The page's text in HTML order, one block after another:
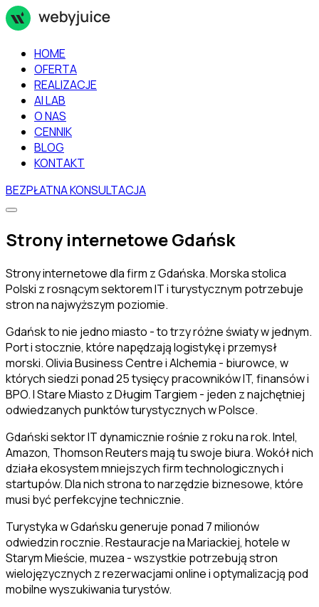
HOME
OFERTA
REALIZACJE
AI LAB
O NAS
CENNIK
BLOG
KONTAKT
BEZPŁATNA KONSULTACJA
Strony internetowe Gdańsk
Strony internetowe dla firm z Gdańska. Morska stolica
Polski z rosnącym sektorem IT i turystycznym potrzebuje
stron na najwyższym poziomie.
Gdańsk to nie jedno miasto - to trzy różne światy w jednym.
Port i stocznie, które napędzają logistykę i przemysł
morski. Olivia Business Centre i Alchemia - biurowce, w
których siedzi ponad 25 tysięcy pracowników IT, finansów i
BPO. I Stare Miasto z Długim Targiem - jeden z najchętniej
odwiedzanych punktów turystycznych w Polsce.
Gdański sektor IT dynamicznie rośnie z roku na rok. Intel,
Amazon, Thomson Reuters mają tu swoje biura. Wokół nich
działa ekosystem mniejszych firm technologicznych i
startupów. Dla nich strona to narzędzie biznesowe, które
musi być perfekcyjne technicznie.
Turystyka w Gdańsku generuje ponad 7 milionów
odwiedzin rocznie. Restauracje na Mariackiej, hotele w
Starym Mieście, muzea - wszystkie potrzebują stron
wielojęzycznych z rezerwacjami online i optymalizacją pod
mobilne wyszukiwania turystów.